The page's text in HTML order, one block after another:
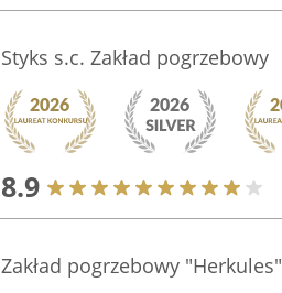
Styks s.c. Zakład pogrzebowy
8.9
Zakład pogrzebowy "Herkules"